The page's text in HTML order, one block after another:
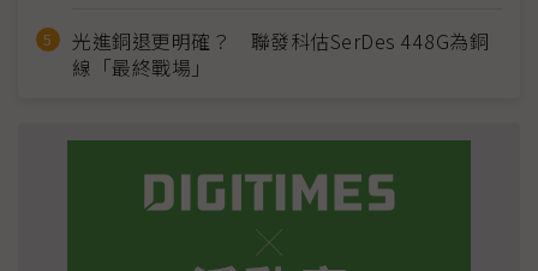
光進銅退更明確？ 聯發科估SerDes 448G為銅
線「最終戰場」